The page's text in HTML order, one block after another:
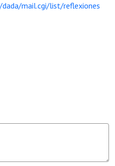
mail.cgi/list/reflexiones